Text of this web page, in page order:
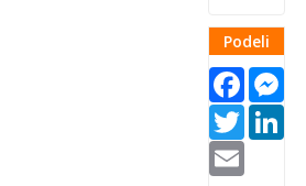
Podeli
Facebook
Twitter